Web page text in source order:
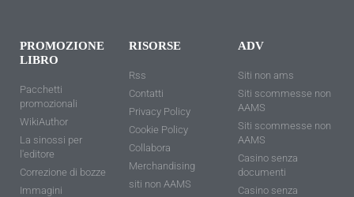
PROMOZIONE
LIBRO
Pacchetti
promozionali
WikiAuthor
La sinossi per
l'editore
Correzione di bozze
Immagini
RISORSE
Rss
Contatti
Privacy Policy
Cookie Policy
Collabora
Merchandising
siti non AAMS
ADV
Siti non ams
Siti scommesse non
AAMS
Siti scommesse non
AAMS
Casino senza
documenti
Casino senza